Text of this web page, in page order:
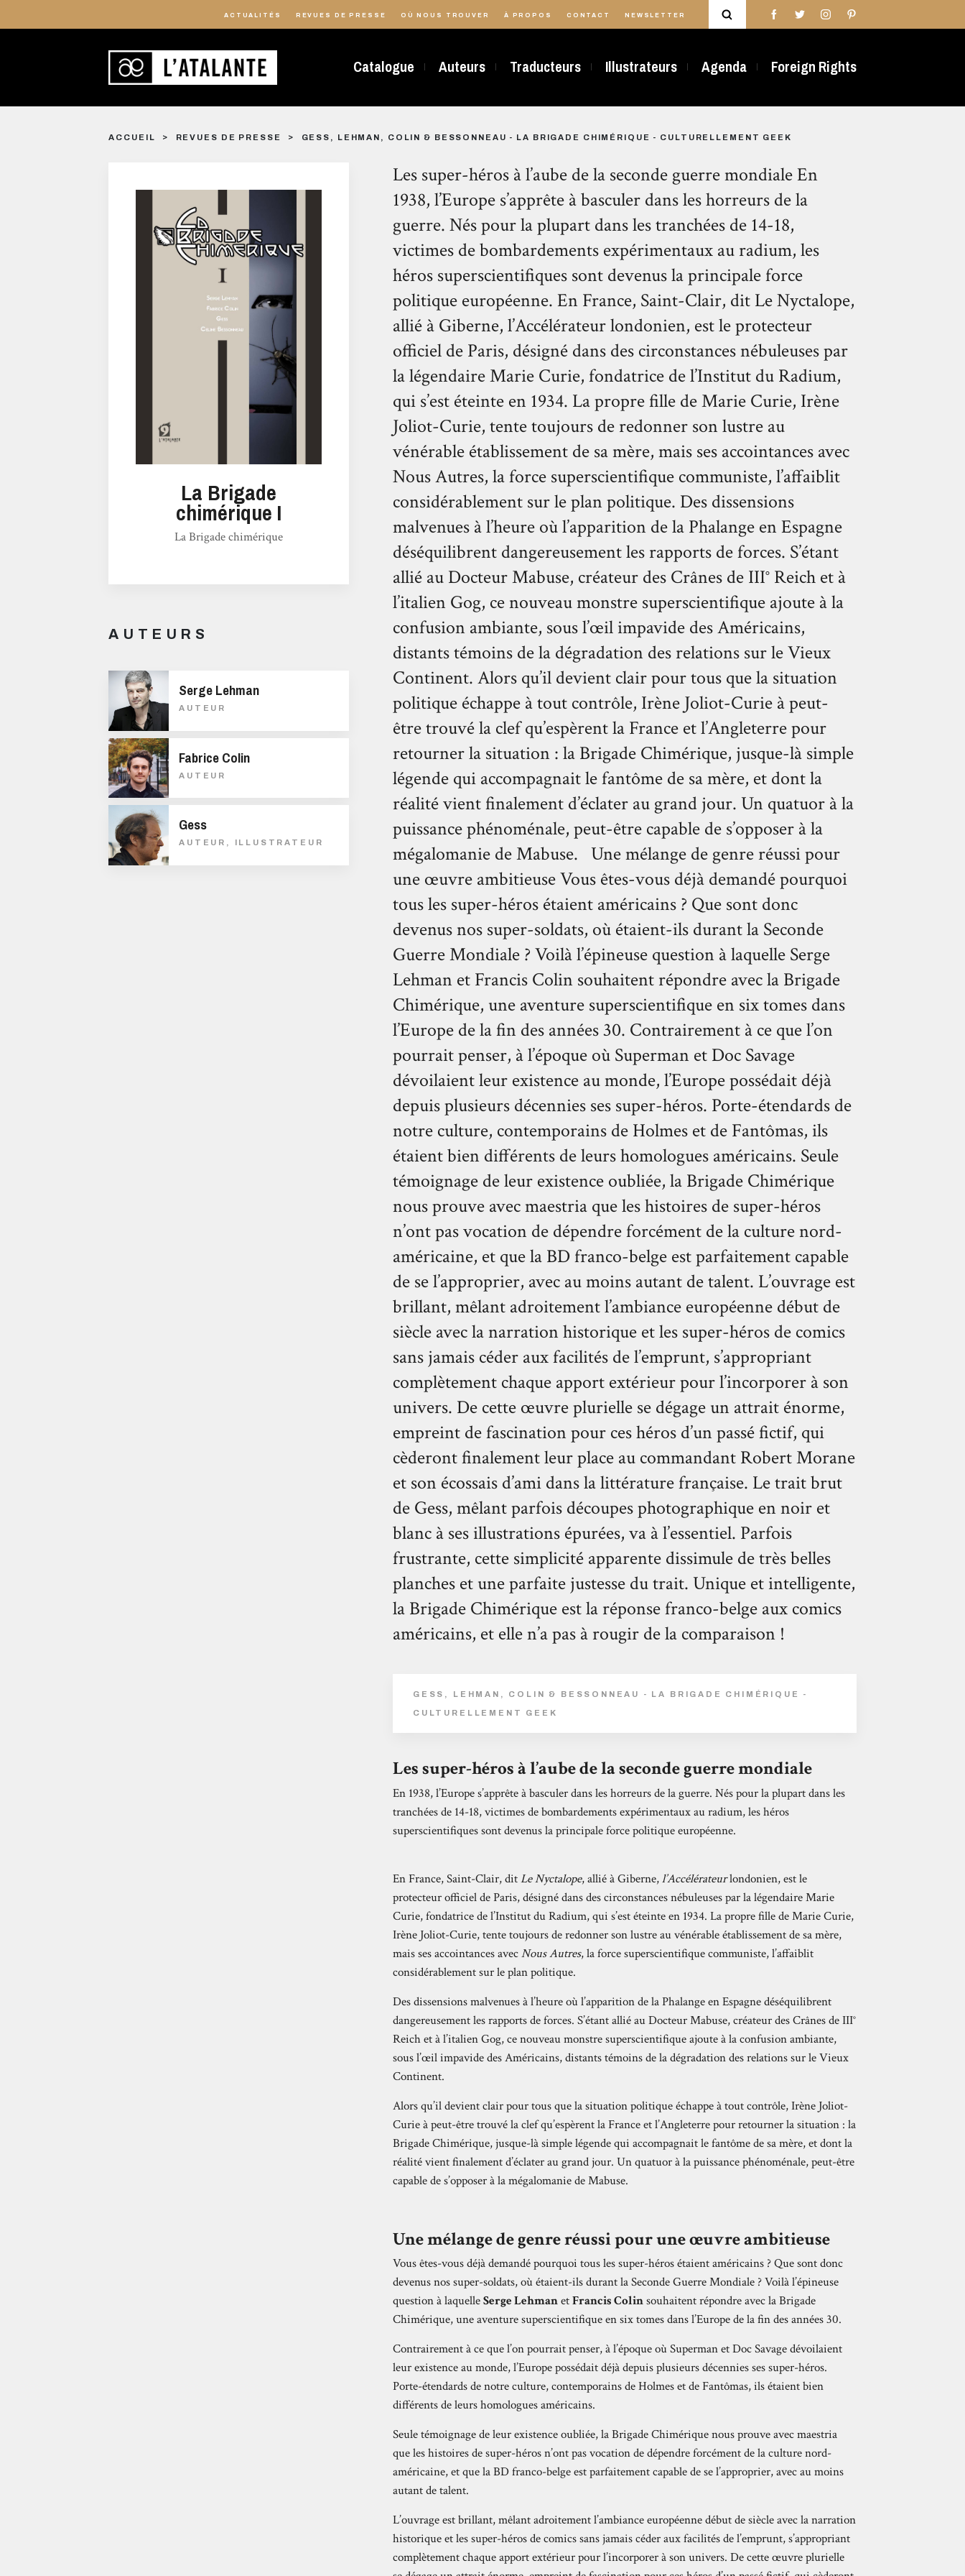
ACTUALITÉS REVUES DE PRESSE OÙ NOUS TROUVER À PROPOS CONTACT NEWSLETTER
Catalogue Auteurs Traducteurs Illustrateurs Agenda Foreign Rights
ACCUEIL REVUES DE PRESSE GESS, LEHMAN, COLIN & BESSONNEAU - LA BRIGADE CHIMÉRIQUE - CULTURELLEMENT GEEK
La Brigade
chimérique I
La Brigade chimérique
AUTEURS
Serge Lehman
AUTEUR
Fabrice Colin
AUTEUR
Gess
AUTEUR, ILLUSTRATEUR
Les super-héros à l’aube de la seconde guerre mondiale En
1938, l’Europe s’apprête à basculer dans les horreurs de la
guerre. Nés pour la plupart dans les tranchées de 14-18,
victimes de bombardements expérimentaux au radium, les
héros superscientifiques sont devenus la principale force
politique européenne. En France, Saint-Clair, dit Le Nyctalope,
allié à Giberne, l’Accélérateur londonien, est le protecteur
officiel de Paris, désigné dans des circonstances nébuleuses par
la légendaire Marie Curie, fondatrice de l’Institut du Radium,
qui s’est éteinte en 1934. La propre fille de Marie Curie, Irène
Joliot-Curie, tente toujours de redonner son lustre au
vénérable établissement de sa mère, mais ses accointances avec
Nous Autres, la force superscientifique communiste, l’affaiblit
considérablement sur le plan politique. Des dissensions
malvenues à l’heure où l’apparition de la Phalange en Espagne
déséquilibrent dangereusement les rapports de forces. S’étant
allié au Docteur Mabuse, créateur des Crânes de III° Reich et à
l’italien Gog, ce nouveau monstre superscientifique ajoute à la
confusion ambiante, sous l’œil impavide des Américains,
distants témoins de la dégradation des relations sur le Vieux
Continent. Alors qu’il devient clair pour tous que la situation
politique échappe à tout contrôle, Irène Joliot-Curie à peut-
être trouvé la clef qu’espèrent la France et l’Angleterre pour
retourner la situation : la Brigade Chimérique, jusque-là simple
légende qui accompagnait le fantôme de sa mère, et dont la
réalité vient finalement d’éclater au grand jour. Un quatuor à la
puissance phénoménale, peut-être capable de s’opposer à la
mégalomanie de Mabuse. Une mélange de genre réussi pour
une œuvre ambitieuse Vous êtes-vous déjà demandé pourquoi
tous les super-héros étaient américains ? Que sont donc
devenus nos super-soldats, où étaient-ils durant la Seconde
Guerre Mondiale ? Voilà l’épineuse question à laquelle Serge
Lehman et Francis Colin souhaitent répondre avec la Brigade
Chimérique, une aventure superscientifique en six tomes dans
l’Europe de la fin des années 30. Contrairement à ce que l’on
pourrait penser, à l’époque où Superman et Doc Savage
dévoilaient leur existence au monde, l’Europe possédait déjà
depuis plusieurs décennies ses super-héros. Porte-étendards de
notre culture, contemporains de Holmes et de Fantômas, ils
étaient bien différents de leurs homologues américains. Seule
témoignage de leur existence oubliée, la Brigade Chimérique
nous prouve avec maestria que les histoires de super-héros
n’ont pas vocation de dépendre forcément de la culture nord-
américaine, et que la BD franco-belge est parfaitement capable
de se l’approprier, avec au moins autant de talent. L’ouvrage est
brillant, mêlant adroitement l’ambiance européenne début de
siècle avec la narration historique et les super-héros de comics
sans jamais céder aux facilités de l’emprunt, s’appropriant
complètement chaque apport extérieur pour l’incorporer à son
univers. De cette œuvre plurielle se dégage un attrait énorme,
empreint de fascination pour ces héros d’un passé fictif, qui
cèderont finalement leur place au commandant Robert Morane
et son écossais d’ami dans la littérature française. Le trait brut
de Gess, mêlant parfois découpes photographique en noir et
blanc à ses illustrations épurées, va à l’essentiel. Parfois
frustrante, cette simplicité apparente dissimule de très belles
planches et une parfaite justesse du trait. Unique et intelligente,
la Brigade Chimérique est la réponse franco-belge aux comics
américains, et elle n’a pas à rougir de la comparaison !
GESS, LEHMAN, COLIN & BESSONNEAU - LA BRIGADE CHIMÉRIQUE -
CULTURELLEMENT GEEK
Les super-héros à l’aube de la seconde guerre mondiale
En 1938, l’Europe s’apprête à basculer dans les horreurs de la guerre. Nés pour la plupart dans les
tranchées de 14-18, victimes de bombardements expérimentaux au radium, les héros
superscientifiques sont devenus la principale force politique européenne.
En France, Saint-Clair, ditLe Nyctalope, allié à Giberne,l’Accélérateurlondonien, est le
protecteur officiel de Paris, désigné dans des circonstances nébuleuses par la légendaire Marie
Curie, fondatrice de l’Institut du Radium, qui s’est éteinte en 1934. La propre fille de Marie Curie,
Irène Joliot-Curie, tente toujours de redonner son lustre au vénérable établissement de sa mère,
mais ses accointances avecNous Autres, la force superscientifique communiste, l’affaiblit
considérablement sur le plan politique.
Des dissensions malvenues à l’heure où l’apparition de la Phalange en Espagne déséquilibrent
dangereusement les rapports de forces. S’étant allié au Docteur Mabuse, créateur des Crânes de III°
Reich et à l’italien Gog, ce nouveau monstre superscientifique ajoute à la confusion ambiante,
sous l’œil impavide des Américains, distants témoins de la dégradation des relations sur le Vieux
Continent.
Alors qu’il devient clair pour tous que la situation politique échappe à tout contrôle, Irène Joliot-
Curie à peut-être trouvé la clef qu’espèrent la France et l’Angleterre pour retourner la situation : la
Brigade Chimérique, jusque-là simple légende qui accompagnait le fantôme de sa mère, et dont la
réalité vient finalement d’éclater au grand jour. Un quatuor à la puissance phénoménale, peut-être
capable de s’opposer à la mégalomanie de Mabuse.
Une mélange de genre réussi pour une œuvre ambitieuse
Vous êtes-vous déjà demandé pourquoi tous les super-héros étaient américains ? Que sont donc
devenus nos super-soldats, où étaient-ils durant la Seconde Guerre Mondiale ? Voilà l’épineuse
question à laquelleSerge LehmanetFrancis Colinsouhaitent répondre avec la Brigade
Chimérique, une aventure superscientifique en six tomes dans l’Europe de la fin des années 30.
Contrairement à ce que l’on pourrait penser, à l’époque où Superman et Doc Savage dévoilaient
leur existence au monde, l’Europe possédait déjà depuis plusieurs décennies ses super-héros.
Porte-étendards de notre culture, contemporains de Holmes et de Fantômas, ils étaient bien
différents de leurs homologues américains.
Seule témoignage de leur existence oubliée, la Brigade Chimérique nous prouve avec maestria
que les histoires de super-héros n’ont pas vocation de dépendre forcément de la culture nord-
américaine, et que la BD franco-belge est parfaitement capable de se l’approprier, avec au moins
autant de talent.
L’ouvrage est brillant, mêlant adroitement l’ambiance européenne début de siècle avec la narration
historique et les super-héros de comics sans jamais céder aux facilités de l’emprunt, s’appropriant
complètement chaque apport extérieur pour l’incorporer à son univers. De cette œuvre plurielle